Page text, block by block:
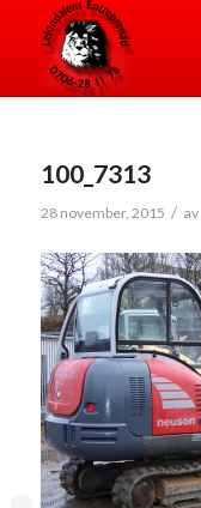
100_7313
28 november, 2015 / av